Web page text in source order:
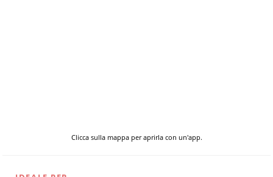
Clicca sulla mappa per aprirla con un'app.